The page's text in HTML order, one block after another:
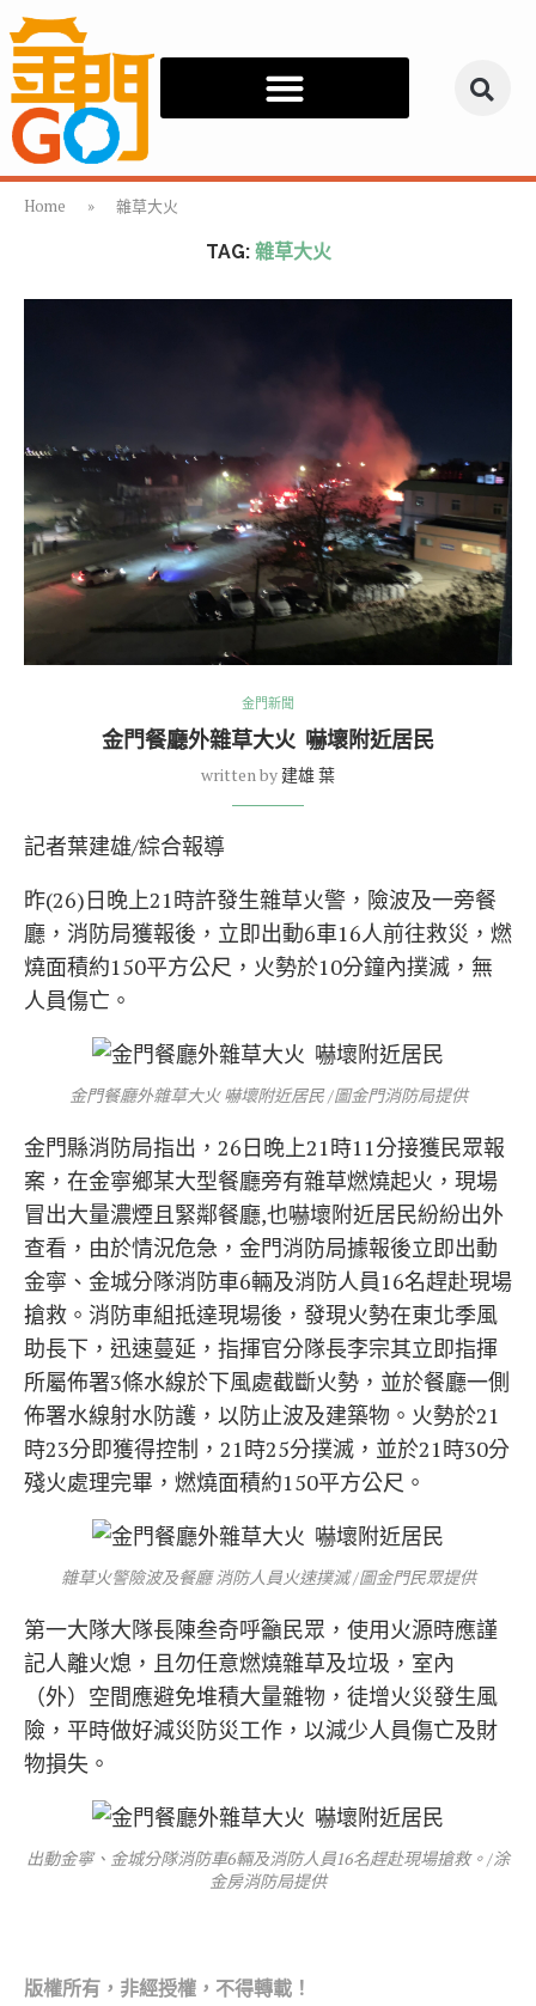
Home » 雜草大火
TAG: 雜草大火
金門新聞
金門餐廳外雜草大火 嚇壞附近居民
written by 建雄 葉
記者葉建雄/綜合報導
昨(26)日晚上21時許發生雜草火警，險波及一旁餐
廳，消防局獲報後，立即出動6車16人前往救災，燃
燒面積約150平方公尺，火勢於10分鐘內撲滅，無
人員傷亡。
金門餐廳外雜草大火 嚇壞附近居民 /圖金門消防局提供
金門縣消防局指出，26日晚上21時11分接獲民眾報
案，在金寧鄉某大型餐廳旁有雜草燃燒起火，現場
冒出大量濃煙且緊鄰餐廳,也嚇壞附近居民紛紛出外
查看，由於情況危急，金門消防局據報後立即出動
金寧、金城分隊消防車6輛及消防人員16名趕赴現場
搶救。消防車組抵達現場後，發現火勢在東北季風
助長下，迅速蔓延，指揮官分隊長李宗其立即指揮
所屬佈署3條水線於下風處截斷火勢，並於餐廳一側
佈署水線射水防護，以防止波及建築物。火勢於21
時23分即獲得控制，21時25分撲滅，並於21時30分
殘火處理完畢，燃燒面積約150平方公尺。
雜草火警險波及餐廳 消防人員火速撲滅 /圖金門民眾提供
第一大隊大隊長陳叁奇呼籲民眾，使用火源時應謹
記人離火熄，且勿任意燃燒雜草及垃圾，室內
（外）空間應避免堆積大量雜物，徒增火災發生風
險，平時做好減災防災工作，以減少人員傷亡及財
物損失。
出動金寧、金城分隊消防車6輛及消防人員16名趕赴現場搶救。/涂
金房消防局提供
版權所有，非經授權，不得轉載！